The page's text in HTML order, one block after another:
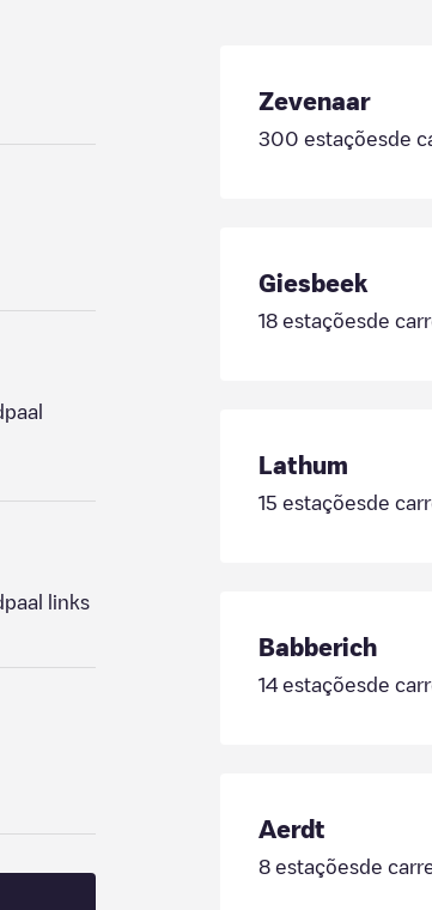
links
Zevenaar
300 estaçõesde
Giesbeek
18estaçõesde
Lathum
15 estaçõesde
Babberich
14estaçõesde
Aerdt
8estaçõesde